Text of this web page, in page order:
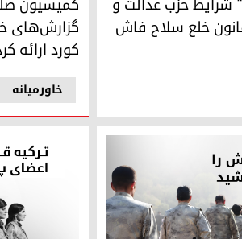
خلع سلاح فاش
خاورمیانه
گزارش‌های
کورد ارائه